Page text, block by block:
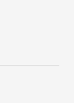
不適用本網站
的隱私權保護政
的個人資料給其
律依據或合約義